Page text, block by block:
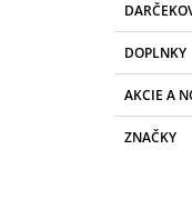
DOPLNKY
AKCIE A
ZNAČKY